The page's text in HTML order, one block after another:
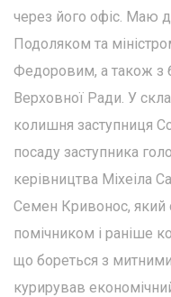
через його офіс. Маю
Подоляком та
Федоровим, а також з
Верховної Ради. У
колишня заступниця
посаду заступника
керівництва Міхеіла
Семен Кривонос,
помічником і раніше
що бореться з
курирував